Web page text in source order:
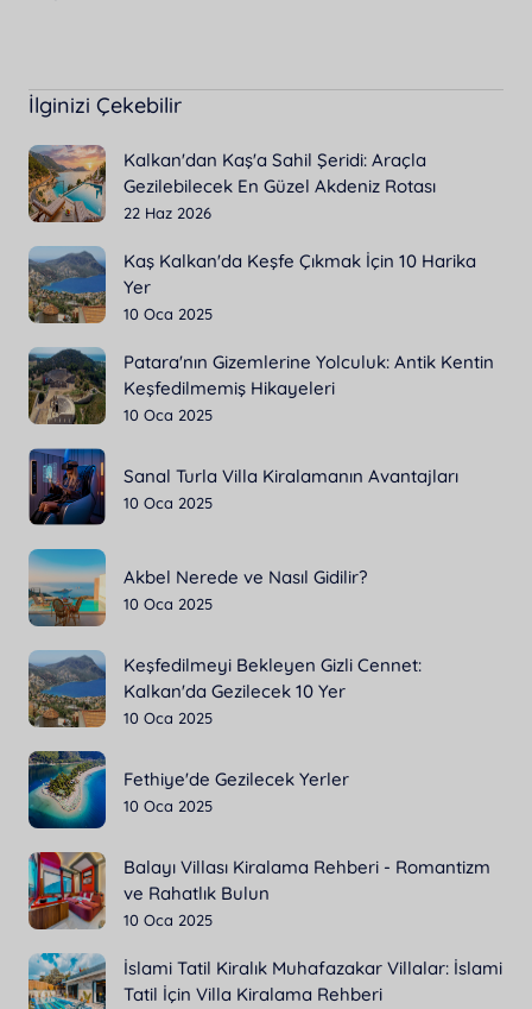
İlginizi Çekebilir
Kalkan'dan Kaş'a Sahil Şeridi: Araçla
Gezilebilecek En Güzel Akdeniz Rotası
22 Haz 2026
Kaş Kalkan'da Keşfe Çıkmak İçin 10 Harika
Yer
10 Oca 2025
Patara'nın Gizemlerine Yolculuk: Antik Kentin
Keşfedilmemiş Hikayeleri
10 Oca 2025
Sanal Turla Villa Kiralamanın Avantajları
10 Oca 2025
Akbel Nerede ve Nasıl Gidilir?
10 Oca 2025
Keşfedilmeyi Bekleyen Gizli Cennet:
Kalkan'da Gezilecek 10 Yer
10 Oca 2025
Fethiye'de Gezilecek Yerler
10 Oca 2025
Balayı Villası Kiralama Rehberi - Romantizm
ve Rahatlık Bulun
10 Oca 2025
İslami Tatil Kiralık Muhafazakar Villalar: İslami
Tatil İçin Villa Kiralama Rehberi